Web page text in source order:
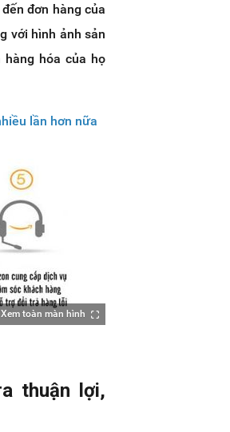
đơn hàng của
với hình ảnh sản
hàng hóa của họ
lần hơn nữa
Xem toàn màn hình
thuận lợi,